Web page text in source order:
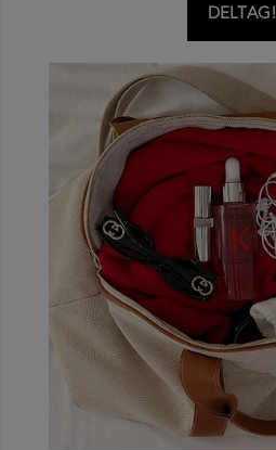
DELTAG!